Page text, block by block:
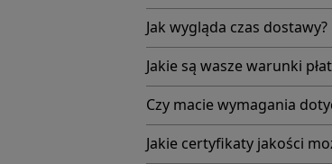
Jak wygląda czas dostawy?
Jakie są wasze warunki
Czy macie wymagania
Jakie certyfikaty jakości